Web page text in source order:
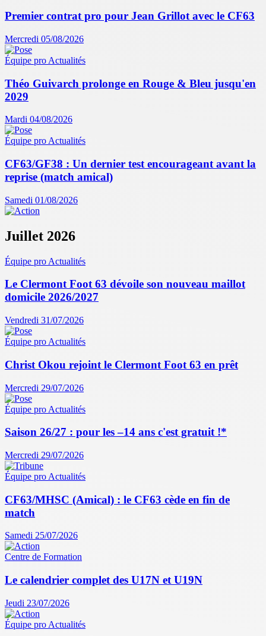
Premier contrat pro pour Jean Grillot avec le CF63
Mercredi 05/08/2026
Équipe pro Actualités
Théo Guivarch prolonge en Rouge & Bleu jusqu'en
2029
Mardi 04/08/2026
Équipe proActualités
CF63/GF38 : Un dernier test encourageant avant la
reprise (match amical)
Samedi 01/08/2026
Juillet 2026
Équipe pro Actualités
Le Clermont Foot 63 dévoile son nouveau maillot
domicile 2026/2027
Vendredi 31/07/2026
Équipe pro Actualités
Christ Okou rejoint le Clermont Foot 63 en prêt
Mercredi 29/07/2026
Équipe pro Actualités
Saison 26/27 : pour les –14 ans c'est gratuit !*
Mercredi 29/07/2026
Équipe pro Actualités
CF63/MHSC (Amical) : le CF63 cède en fin de
match
Samedi 25/07/2026
Centre de Formation
Le calendrier complet des U17N et U19N
Jeudi 23/07/2026
Équipe pro Actualités